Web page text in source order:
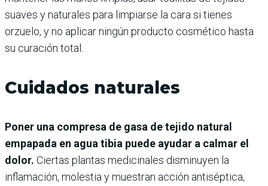
suaves y naturales para limpiarse la cara si tienes
orzuelo, y no aplicar ningún producto cosmético hasta
su curación total.
Cuidados naturales
Poner una compresa de gasa de tejido natural
empapada en agua tibia puede ayudar a calmar el
dolor. Ciertas plantas medicinales disminuyen la
inflamación, molestia y muestran acción antiséptica,